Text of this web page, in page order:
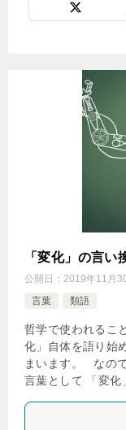
「変化」の言い
公開日： 2019年11月
言葉
類語
哲学で使われるこ
化」自体を語り始
まいます。 なの
言葉として 「変